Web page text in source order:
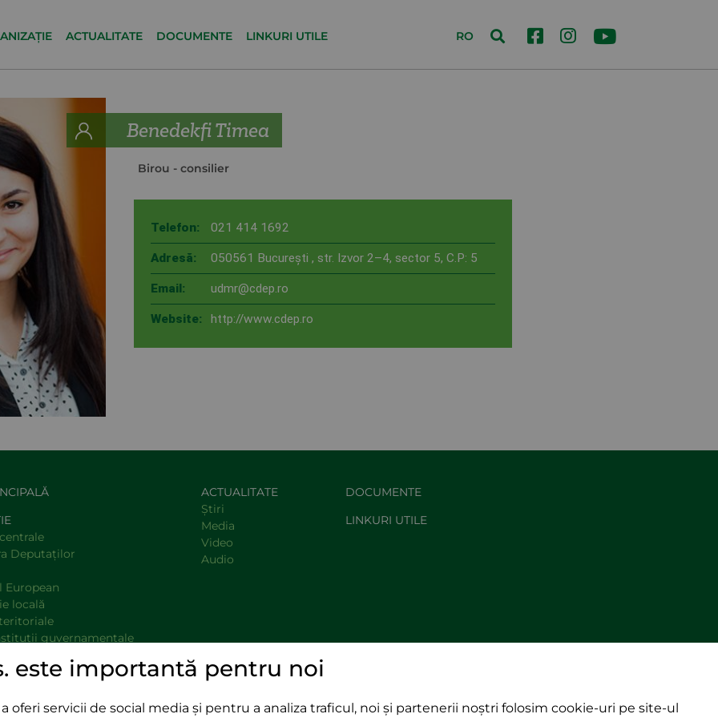
ACTUALITATE DOCUMENTE LINKURI UTILE RO
Benedekfi Timea
Birou - consilier
Telefon: 021 414 1692
Adresă: 050561 Bucureşti , str. Izvor 2–4, sector 5, C.P: 5
Email: udmr@cdep.ro
Website: http://www.cdep.ro
Deputaţilor
European
locală
guvernamentale
ACTUALITATE
Știri
Media
Video
Audio
DOCUMENTE
LINKURI UTILE
este importantă pentru noi
servicii de social media și pentru a analiza traficul, noi și partenerii noștri folosim cookie-uri pe site-ul